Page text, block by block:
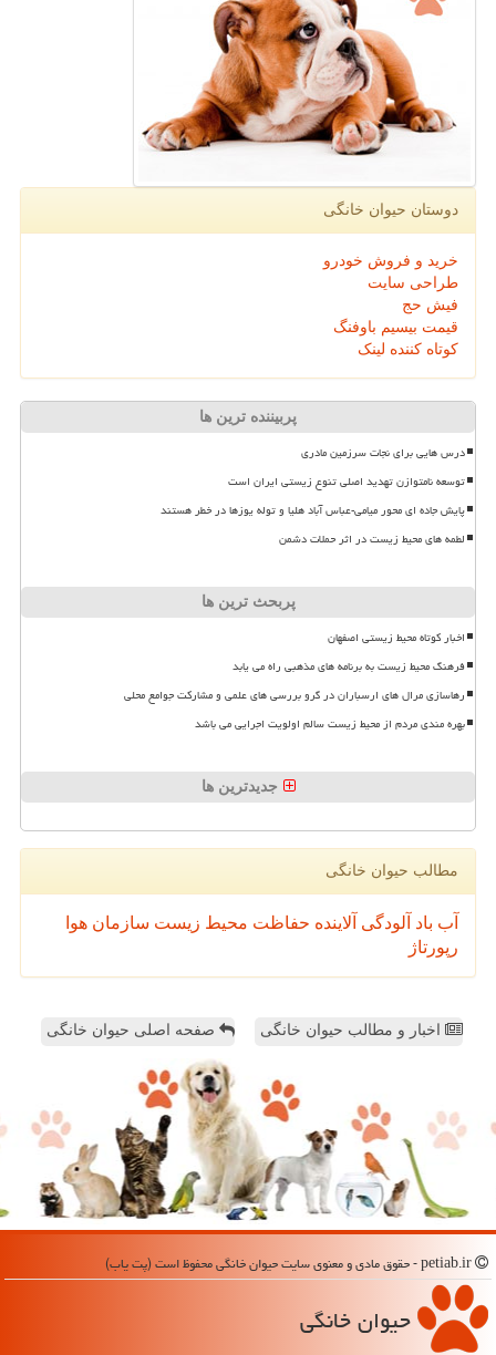
دوستان حیوان خانگی
خرید و فروش خودرو
طراحی سایت
فیش حج
قیمت بیسیم باوفنگ
کوتاه کننده لینک
پربیننده ترین ها
درس هایی برای نجات سرزمین مادری
توسعه نامتوازن تهدید اصلی تنوع زیستی ایران است
پایش جاده ای محور میامی-عباس آباد هلیا و توله یوزها در خطر هستند
لطمه های محیط زیست در اثر حملات دشمن
پربحث ترین ها
اخبار کوتاه محیط زیستی اصفهان
فرهنگ محیط زیست به برنامه های مذهبی راه می یابد
رهاسازی مرال های ارسباران در گرو بررسی های علمی و مشارکت جوامع محلی
بهره مندی مردم از محیط زیست سالم اولویت اجرایی می باشد
جدیدترین ها
مطالب حیوان خانگی
آب باد آلودگی آلاینده حفاظت محیط زیست سازمان هوا
رپورتاژ
اخبار و مطالب حیوان خانگی صفحه اصلی حیوان خانگی
حیوان خانگی